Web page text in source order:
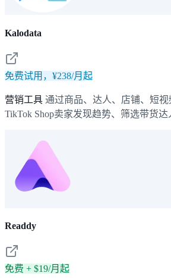
Kalodata
免费试用，¥238/月起
营销工具 通过商品、达人、店铺、短
TikTok Shop卖家发现趋势、筛选带货达
Readdy
免费 + $19/月起